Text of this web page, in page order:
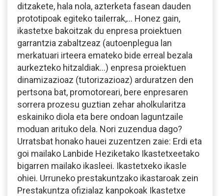
ditzakete, hala nola, azterketa fasean dauden
prototipoak egiteko tailerrak,… Honez gain,
ikastetxe bakoitzak du enpresa proiektuen
garrantzia zabaltzeaz (autoenplegua lan
merkatuari irteera emateko bide erreal bezala
aurkezteko hitzaldiak…) enpresa proiektuen
dinamizazioaz (tutorizazioaz) arduratzen den
pertsona bat, promotoreari, bere enpresaren
sorrera prozesu guztian zehar aholkularitza
eskainiko diola eta bere ondoan laguntzaile
moduan arituko dela. Nori zuzendua dago?
Urratsbat honako hauei zuzentzen zaie: Erdi eta
goi mailako Lanbide Heziketako Ikastetxeetako
bigarren mailako ikasleei. Ikastetxeko ikasle
ohiei. Urruneko prestakuntzako ikastaroak zein
Prestakuntza ofizialaz kanpokoak Ikastetxe